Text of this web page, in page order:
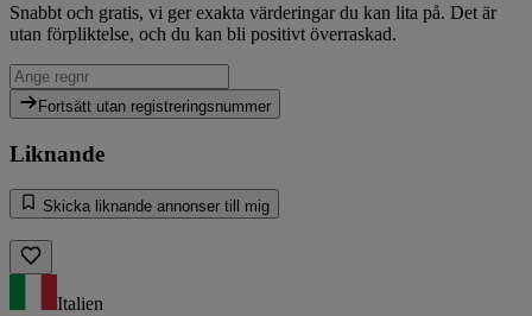
Snabbt och gratis, vi ger exakta värderingar du kan lita på. Det är
utan förpliktelse, och du kan bli positivt överraskad.
Fortsätt utan registreringsnummer
Liknande
Skicka liknande annonser till mig
Italien